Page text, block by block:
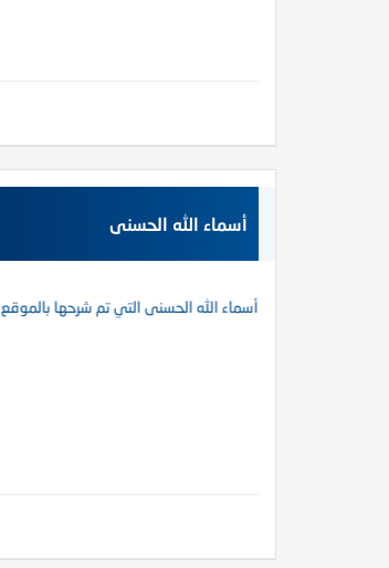
أسماء الله الحسنى
أسماء الله الحسنى التي تم شرحها بالموقع